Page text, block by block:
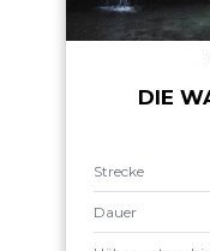
DIE
Strecke
Dauer